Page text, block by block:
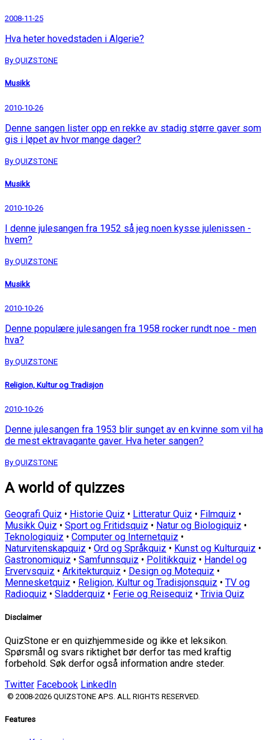
2008-11-25
Hva heter hovedstaden i Algerie?
By QUIZSTONE
Musikk
2010-10-26
Denne sangen lister opp en rekke av stadig større gaver som
gis i løpet av hvor mange dager?
By QUIZSTONE
Musikk
2010-10-26
I denne julesangen fra 1952 så jeg noen kysse julenissen -
hvem?
By QUIZSTONE
Musikk
2010-10-26
Denne populære julesangen fra 1958 rocker rundt noe - men
hva?
By QUIZSTONE
Religion, Kultur og Tradisjon
2010-10-26
Denne julesangen fra 1953 blir sunget av en kvinne som vil ha
de mest ektravagante gaver. Hva heter sangen?
By QUIZSTONE
A world of quizzes
Geografi Quiz • Historie Quiz • Litteratur Quiz • Filmquiz •
Musikk Quiz • Sport og Fritidsquiz • Natur og Biologiquiz •
Teknologiquiz • Computer og Internetquiz •
Naturvitenskapquiz • Ord og Språkquiz • Kunst og Kulturquiz •
Gastronomiquiz • Samfunnsquiz • Politikkquiz • Handel og
Ervervsquiz • Arkitekturquiz • Design og Motequiz •
Mennesketquiz • Religion, Kultur og Tradisjonsquiz • TV og
Radioquiz • Sladderquiz • Ferie og Reisequiz • Trivia Quiz
Disclaimer
QuizStone er en quizhjemmeside og ikke et leksikon.
Spørsmål og svars riktighet bør derfor tas med kraftig
forbehold. Søk derfor også information andre steder.
Twitter Facebook LinkedIn
© 2008-2026 QUIZSTONE APS. ALL RIGHTS RESERVED.
Features